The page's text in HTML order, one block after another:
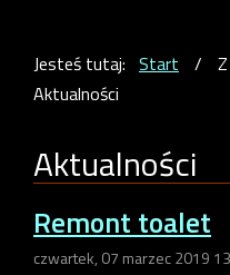
Jesteś tutaj: Start /
Aktualności
Aktualności
Remont toalet
czwartek, 07 marzec 2019